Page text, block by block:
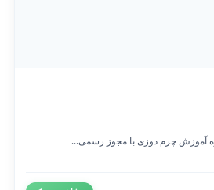
چرم دوزی با مجوز رسمی...